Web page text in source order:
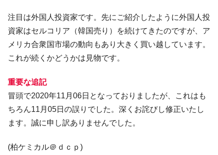
韓国大統領府ボンクラ政策室長が告発され
た ⇒ 国家が行った恐るべき株価操作であり、空前の国政壟
断
『Money1』
韓国･警察職員が「丸刈りになって抗議活
動」
国の過剰生産が世界を蝕む。
『Money1』
韓国製造業「半導体絶好調」のウラで他業
種は全般的「不調」⇒ PSIが示す現況は決して良くない。
『Money1』
【米韓激突案件】韓国消費者院が『クーパ
注目は外国人投資家です。先にご紹介したように外国人投
資家はセルコリア（韓国売り）を続けてきたのですが、ア
メリカ合衆国市場の動向もあり大きく買い越しています。
これが続くかどうかは見物です。
重要な追記
冒頭で2020年11月06日となっておりましたが、これはも
ちろん11月05日の誤りでした。深くお詫びし修正いたし
ます。誠に申し訳ありませんでした。
(柏ケミカル＠ｄｃｐ)